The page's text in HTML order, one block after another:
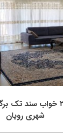
فروش آپارتمان ۲ خواب
شهری رویان